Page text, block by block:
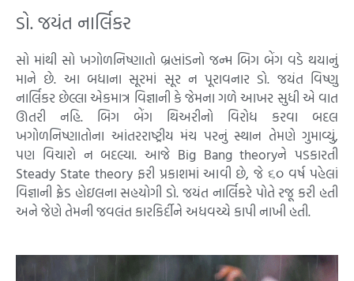
ડો. જયંત નાર્લિકર
સો માંથી સો ખગોળનિષ્ણાતો બ્રહ્માંડનો જન્મ બિગ બેંગ વડે થયાનું
માને છે. આ બધાના સૂરમાં સૂર ન પૂરાવનાર ડો. જયંત વિષ્ણુ
નાર્લિકર છેલ્લા એકમાત્ર વિજ્ઞાની કે જેમના ગ‍ળે આખર સુધી એ વાત
ઊતરી નહિ. બિગ બેંગ થિઅરીનો વિરોધ કરવા બદલ
ખગોળનિષ્ણાતોના આંતરરાષ્ટ્રીય મંચ પરનું સ્થાન તેમણે ગુમાવ્યું,
પણ વિચારો ન બદલ્યા. આજે Big Bang theoryને પડકારતી
Steady State theory ફરી પ્રકાશમાં આવી છે, જે ૬૦ વર્ષ પહેલાં
વિજ્ઞાની ફ્રેડ હોઇલના સહયોગી ડો. જયંત નાર્લિકરે પોતે રજૂ કરી હતી
અને જેણે તેમની જવલંત કારકિર્દીને અધવચ્ચે કાપી નાખી હતી.